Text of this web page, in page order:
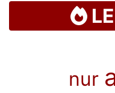
nur